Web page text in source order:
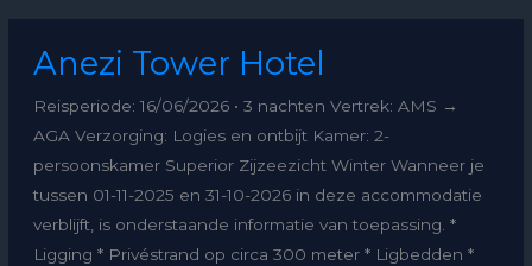
Anezi Tower Hotel
Reisperiode: 16/06/2026 • 3 nachten Vertrek: AMS →
AGA Verzorging: Logies en ontbijt Kamer: 2-
persoonskamer Superior Zijzeezicht Winter Wanneer je
tussen 01-11-2025 en 31-10-2026 in deze accommodatie
verblijft, is onderstaande informatie van toepassing. *
Ligging * Privéstrand op circa 300 meter * Ligbedden *
Tower